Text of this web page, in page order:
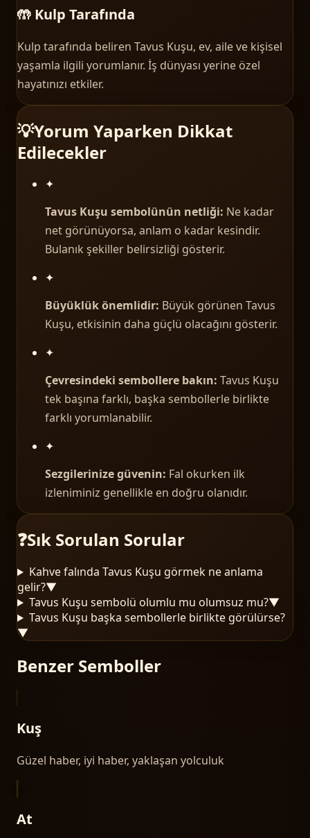
🤲 Kulp Tarafında
Kulp tarafında beliren Tavus Kuşu, ev, aile ve kişisel
yaşamla ilgili yorumlanır. İş dünyası yerine özel
hayatınızı etkiler.
💡Yorum Yaparken Dikkat
Edilecekler
✦
Tavus Kuşu sembolünün netliği: Ne kadar
net görünüyorsa, anlam o kadar kesindir.
Bulanık şekiller belirsizliği gösterir.
✦
Büyüklük önemlidir: Büyük görünen Tavus
Kuşu, etkisinin daha güçlü olacağını gösterir.
✦
Çevresindeki sembollere bakın: Tavus Kuşu
tek başına farklı, başka sembollerle birlikte
farklı yorumlanabilir.
✦
Sezgilerinize güvenin: Fal okurken ilk
izleniminiz genellikle en doğru olanıdır.
❓Sık Sorulan Sorular
Kahve falında Tavus Kuşu görmek ne anlama
gelir?▼
Tavus Kuşu sembolü olumlu mu olumsuz mu?▼
Tavus Kuşu başka sembollerle birlikte görülürse?
▼
Benzer Semboller
Kuş
Güzel haber, iyi haber, yaklaşan yolculuk
At